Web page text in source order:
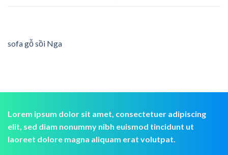
sofa gỗ sồi Nga
Lorem ipsum dolor sit amet, consectetuer adipiscing
elit, sed diam nonummy nibh euismod tincidunt ut
laoreet dolore magna aliquam erat volutpat.